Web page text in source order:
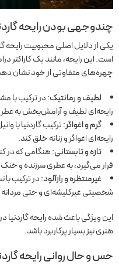
چندوجهی بودن رایحه
یکی از دلایل اصلی محبوبیت رایحه
است. این رایحه، مانند یک
چهره‌های متفاوتی از خود نشان
لطیف و رمانتیک: در ترکیب با
رایحه‌ای لطیف و آرامش‌بخش به
گرم و اغواگر: ترکیب گاردنیا با
رایحه‌ای اغواگر و زنانه خلق کند.
تازه و تابستانی: هنگامی که در
قرار می‌گیرد، به عطری سرزنده و
غیرمنتظره و رازآلود: در ترکیب
شخصیتی غیرکلیشه‌ای و حتی مردانه
هنری نیز بسیار پرکاربرد باشد.
حس و حال روانی رایحه